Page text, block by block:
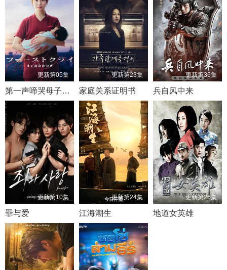
更新第05集
第一声啼哭母子救命急救班
更新第23集
家庭关系证明书
更新第36集
兵自风中来
更新第10集
罪与爱
更新第24集
江海潮生
更新第26集
地道女英雄